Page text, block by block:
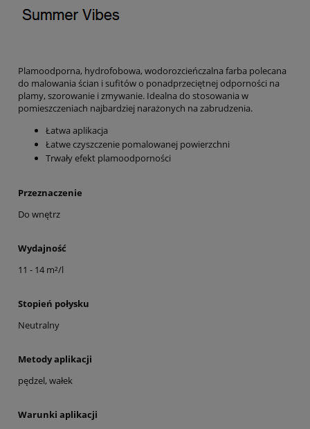
Plamoodporna, hydrofobowa, wodorozcieńczalna farba polecana
do malowania ścian i sufitów o ponadprzeciętnej odporności na
plamy, szorowanie i zmywanie. Idealna do stosowania w
pomieszczeniach najbardziej narażonych na zabrudzenia.
Łatwa aplikacja
Łatwe czyszczenie pomalowanej powierzchni
Trwały efekt plamoodporności
Przeznaczenie
Do wnętrz
Wydajność
11 - 14 m²/l
Stopień połysku
Neutralny
Metody aplikacji
pędzel, wałek
Warunki aplikacji